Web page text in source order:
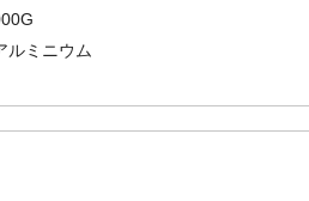
ルミニウム